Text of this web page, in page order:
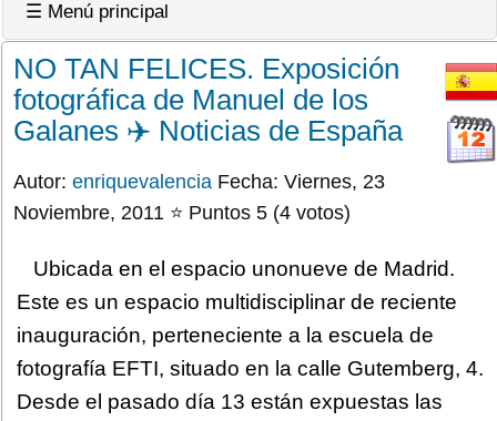
☰ Menú principal
NO TAN FELICES. Exposición
fotográfica de Manuel de los
Galanes ✈️ Noticias de España
Autor: enriquevalencia Fecha: Viernes, 23
Noviembre, 2011 ⭐ Puntos 5 (4 votos)
Ubicada en el espacio unonueve de Madrid.
Este es un espacio multidisciplinar de reciente
inauguración, perteneciente a la escuela de
fotografía EFTI, situado en la calle Gutemberg, 4.
Desde el pasado día 13 están expuestas las